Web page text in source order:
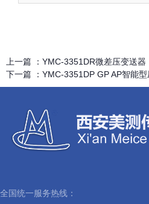
上一篇 ： YMC-3351DR微差压变送器
下一篇 ： YMC-3351DP GP AP智能
全国统一服务热线：